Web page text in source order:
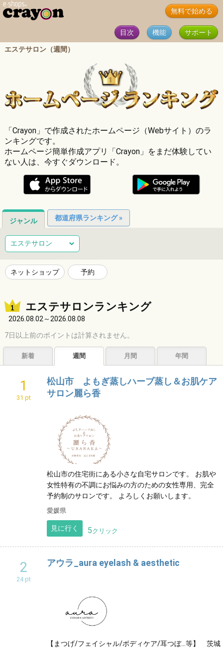
無料で始める
目次 機能
サポート
エステサロン（週間）
「Crayon」で作成されたホームページ（Webサイト）のラ
ンキングです。
ホームページ簡単作成アプリ「Crayon」をまだ体験してい
ない人は、今すぐダウンロード。
ジャンル 都道府県ランキング »
総合 健康
ネイルサロン エステサロン
ショッピング グルメ 居酒屋 ビジネス
エンタメ アーティスト クリエイター
エステサロン
ネットショップ 予約
エステサロンランキング
2026.08.02～2026.08.08
7日以上前のポイントは計算されません。
新着 週間 月間 年間
1
31 pt
松山市 よもぎ蒸しハーブ蒸し＆お肌ケア
サロン麗ら香
松山市の住宅街にある小さな自宅サロンです。 お肌や
女性特有の不調にお悩みの方のための女性専用、完全
予約制のサロンです。 よろしくお願いします。
愛媛県
見に行く 5クリック
2
24 pt
アウラ_aura eyelash & aesthetic
【まつげ/フェイシャル/ボディケア/耳つぼ…等】 茨城